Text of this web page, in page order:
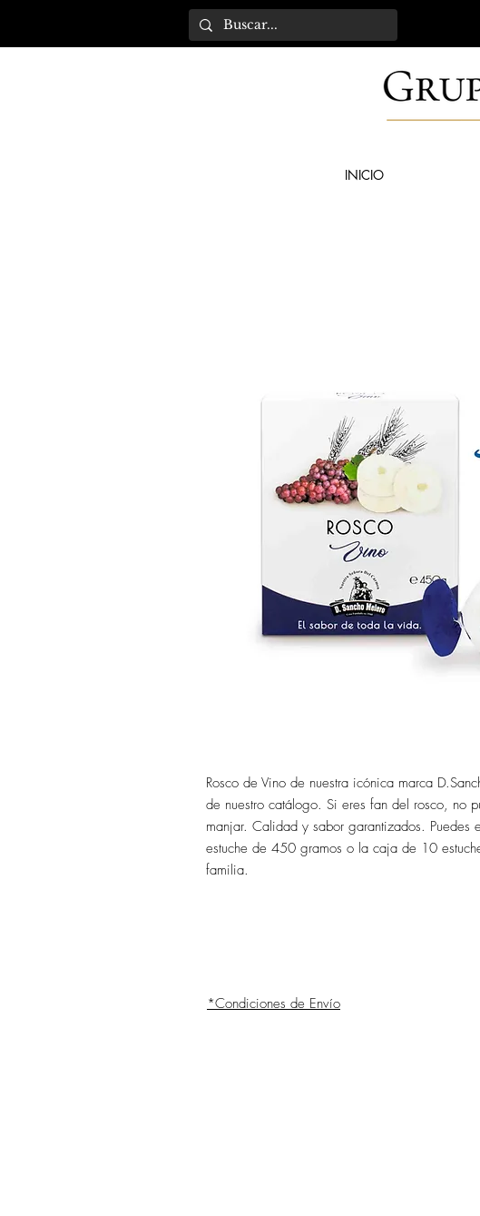
INICIO
Rosco de Vino de nuestra icónica marca
de nuestro catálogo. Si eres fan del rosco, no
manjar. Calidad y sabor garantizados. Puedes
estuche de 450 gramos o la caja de 10
familia.
*Condiciones de Envío